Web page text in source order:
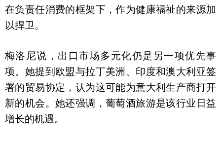
在负责任消费的框架下，作为健康福祉的来源加
以捍卫。
梅洛尼说，出口市场多元化仍是另一项优先事
项。她提到欧盟与拉丁美洲、印度和澳大利亚签
署的贸易协定，认为这可能为意大利生产商打开
新的机会。她还强调，葡萄酒旅游是该行业日益
增长的机遇。